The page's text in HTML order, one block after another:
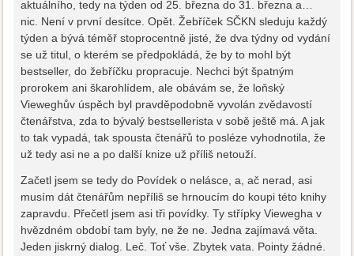
aktuálního, tedy na týden od 25. března do 31. března a…
nic. Není v první desítce. Opět. Žebříček SČKN sleduju každý
týden a bývá téměř stoprocentně jisté, že dva týdny od vydání
se už titul, o kterém se předpokládá, že by to mohl být
bestseller, do žebříčku propracuje. Nechci být špatným
prorokem ani škarohlídem, ale obávám se, že loňský
Vieweghův úspěch byl pravděpodobně vyvolán zvědavostí
čtenářstva, zda to bývalý bestsellerista v sobě ještě má. A jak
to tak vypadá, tak spousta čtenářů to posléze vyhodnotila, že
už tedy asi ne a po další knize už příliš netouží.
Začetl jsem se tedy do Povídek o nelásce, a, ač nerad, asi
musím dát čtenářům nepříliš se hrnoucím do koupi této knihy
zapravdu. Přečetl jsem asi tři povídky. Ty střípky Viewegha v
hvězdném období tam byly, ne že ne. Jedna zajímavá věta.
Jeden jiskrný dialog. Leč. Toť vše. Zbytek vata. Pointy žádné.